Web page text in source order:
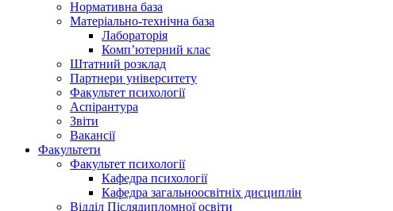
Нормативна база
Матеріально-технічна база
Лабораторія
Компʼютерний клас
Штатний розклад
Партнери університету
Факультет психології
Аспірантура
Звіти
Вакансії
Факультети
Факультет психології
Кафедра психології
Кафедра загальноосвітніх дисциплін
Відділ Післядипломної освіти